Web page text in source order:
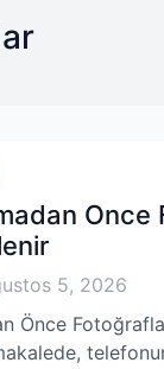
Once
5, 2026
Önce